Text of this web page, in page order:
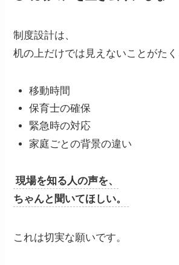
制度設計は、
机の上だけでは見えないことがたく
移動時間
保育士の確保
緊急時の対応
家庭ごとの背景の違い
現場を知る人の声を、
ちゃんと聞いてほしい。
これは切実な願いです。